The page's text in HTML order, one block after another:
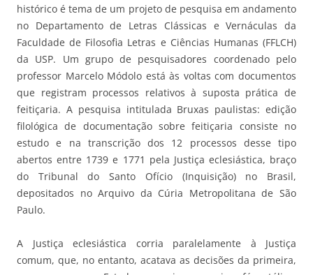
histórico é tema de um projeto de pesquisa em andamento
no Departamento de Letras Clássicas e Vernáculas da
Faculdade de Filosofia Letras e Ciências Humanas (FFLCH)
da USP. Um grupo de pesquisadores coordenado pelo
professor Marcelo Módolo está às voltas com documentos
que registram processos relativos à suposta prática de
feitiçaria. A pesquisa intitulada Bruxas paulistas: edição
filológica de documentação sobre feitiçaria consiste no
estudo e na transcrição dos 12 processos desse tipo
abertos entre 1739 e 1771 pela Justiça eclesiástica, braço
do Tribunal do Santo Ofício (Inquisição) no Brasil,
depositados no Arquivo da Cúria Metropolitana de São
Paulo.
A Justiça eclesiástica corria paralelamente à Justiça
comum, que, no entanto, acatava as decisões da primeira,